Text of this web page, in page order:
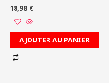
18,98 €
AJOUTER AU PANIER